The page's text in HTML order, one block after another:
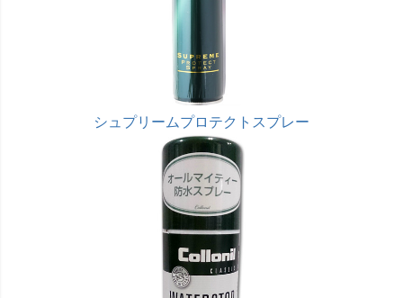
シュプリームプロテクトスプレー